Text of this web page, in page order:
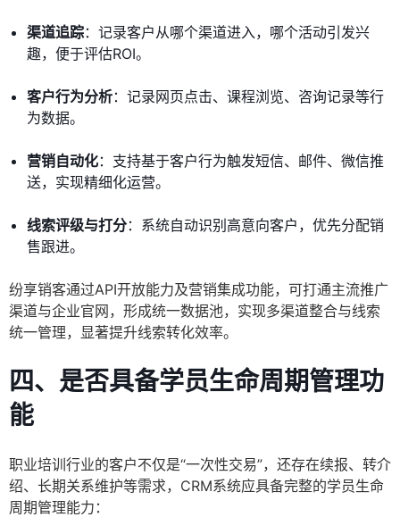
渠道追踪：记录客户从哪个渠道进入，哪个活动引发兴
趣，便于评估ROI。
客户行为分析：记录网页点击、课程浏览、咨询记录等行
为数据。
营销自动化：支持基于客户行为触发短信、邮件、微信推
送，实现精细化运营。
线索评级与打分：系统自动识别高意向客户，优先分配销
售跟进。
纷享销客通过API开放能力及营销集成功能，可打通主流推广
渠道与企业官网，形成统一数据池，实现多渠道整合与线索
统一管理，显著提升线索转化效率。
四、是否具备学员生命周期管理功
能
职业培训行业的客户不仅是“一次性交易”，还存在续报、转介
绍、长期关系维护等需求，CRM系统应具备完整的学员生命
周期管理能力：